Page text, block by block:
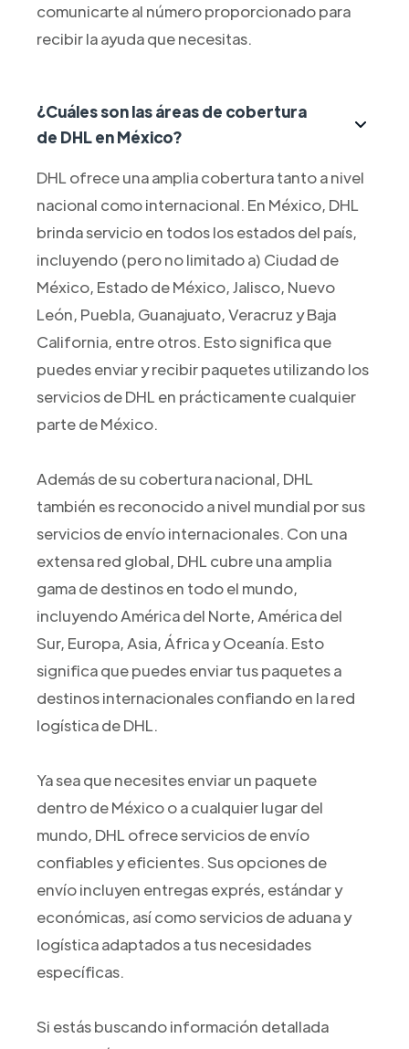
comunicarte al número proporcionado para
recibir la ayuda que necesitas.
¿Cuáles son las áreas de cobertura
de DHL en México?
DHL ofrece una amplia cobertura tanto a nivel
nacional como internacional. En México, DHL
brinda servicio en todos los estados del país,
incluyendo (pero no limitado a) Ciudad de
México, Estado de México, Jalisco, Nuevo
León, Puebla, Guanajuato, Veracruz y Baja
California, entre otros. Esto significa que
puedes enviar y recibir paquetes utilizando los
servicios de DHL en prácticamente cualquier
parte de México.
Además de su cobertura nacional, DHL
también es reconocido a nivel mundial por sus
servicios de envío internacionales. Con una
extensa red global, DHL cubre una amplia
gama de destinos en todo el mundo,
incluyendo América del Norte, América del
Sur, Europa, Asia, África y Oceanía. Esto
significa que puedes enviar tus paquetes a
destinos internacionales confiando en la red
logística de DHL.
Ya sea que necesites enviar un paquete
dentro de México o a cualquier lugar del
mundo, DHL ofrece servicios de envío
confiables y eficientes. Sus opciones de
envío incluyen entregas exprés, estándar y
económicas, así como servicios de aduana y
logística adaptados a tus necesidades
específicas.
Si estás buscando información detallada